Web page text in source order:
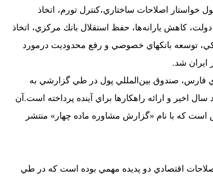
خواستار اصلاحات ساختاري،كنترل تورم، اتخاذ
كاهش يارانه‌ها، حفظ استقلال بانك مركزي، اتخاذ
توسعه بانكهاي خصوصي و رفع محدوديت‌ درمورد
ايران شد.
فارس، صندوق بين‌المللي پول در طي گزارشي به
اخير و ارائه راهكارها براي آينده پرداخته است.آن
كه با نام «گزارش مشاوره ماده چهار» منتشر
اقتصادي دو پديده مهمي بوده است كه در طي